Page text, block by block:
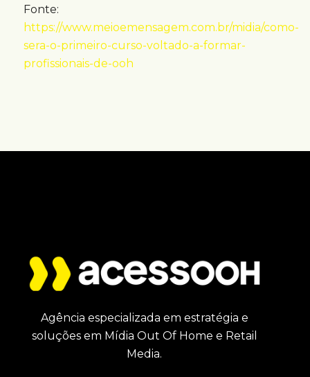
Fonte:
https://www.meioemensagem.com.br/midia/como-
sera-o-primeiro-curso-voltado-a-formar-
profissionais-de-ooh
Agência especializada em estratégia e
soluções em Mídia Out Of Home e Retail
Media.